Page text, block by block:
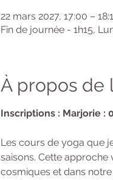
22 mars 2027, 17:00 –
Fin de journée - 1h15,
À propos de
Inscriptions : Marjorie :
Les cours de yoga que
saisons. Cette
cosmiques et dans